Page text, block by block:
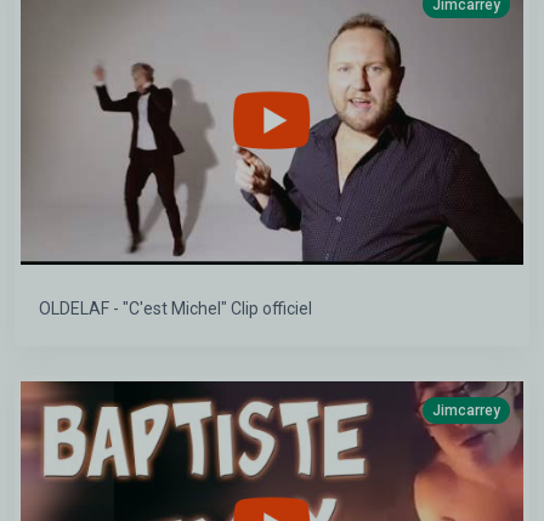
Jimcarrey
OLDELAF - "C'est Michel" Clip officiel
Jimcarrey